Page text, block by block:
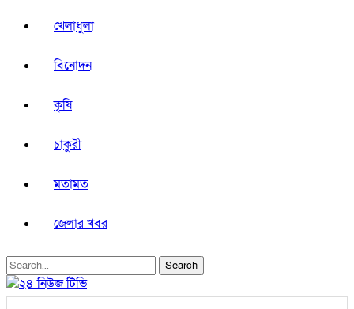
খেলাধুলা
বিনোদন
কৃষি
চাকুরী
মতামত
জেলার খবর